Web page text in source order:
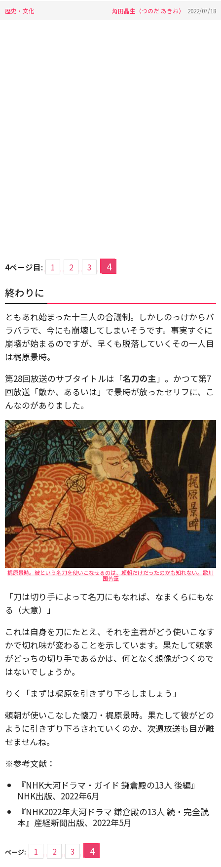
歴史・文化 角田晶生（つのだ あきお） 2022/07/18
4ページ目: 1 2 3 4
終わりに
ともあれ始まった十三人の合議制。しかしのっけからバ
ラバラで、今にも崩壊してしまいそうです。事実すぐに
崩壊が始まるのですが、早くも脱落していくその一人目
は梶原景時。
第28回放送のサブタイトルは「名刀の主」。かつて第7
回放送「敵か、あるいは」で景時が放ったセリフに、こ
んなのがありました。
梶原景時。彼という名刀を使いこなせるのは、頼朝だけだったのかも知れない。歌川
国芳筆
「刀は切り手によって名刀にもなれば、なまくらにもな
る（大意）」
これは自身を刀にたとえ、それを主君がどう使いこなす
かで切れ味が変わることを示しています。果たして頼家
がどっちの切り手であるかは、何となく想像がつくので
はないでしょうか。
りく「まずは梶原を引きずり下ろしましょう」
頼朝が使いこなした懐刀・梶原景時。果たして彼がどの
ように引きずり下ろされていくのか、次週放送も目が離
せませんね。
※参考文献：
『NHK大河ドラマ・ガイド 鎌倉殿の13人 後編』
NHK出版、2022年6月
『NHK2022年大河ドラマ 鎌倉殿の13人 続・完全読
本』産経新聞出版、2022年5月
ページ: 1 2 3 4